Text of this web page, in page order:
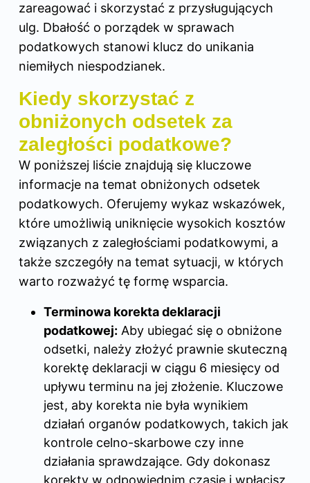
zareagować i skorzystać z przysługujących
ulg. Dbałość o porządek w sprawach
podatkowych stanowi klucz do unikania
niemiłych niespodzianek.
Kiedy skorzystać z
obniżonych odsetek za
zaległości podatkowe?
W poniższej liście znajdują się kluczowe
informacje na temat obniżonych odsetek
podatkowych. Oferujemy wykaz wskazówek,
które umożliwią uniknięcie wysokich kosztów
związanych z zaległościami podatkowymi, a
także szczegóły na temat sytuacji, w których
warto rozważyć tę formę wsparcia.
Terminowa korekta deklaracji
podatkowej: Aby ubiegać się o obniżone
odsetki, należy złożyć prawnie skuteczną
korektę deklaracji w ciągu 6 miesięcy od
upływu terminu na jej złożenie. Kluczowe
jest, aby korekta nie była wynikiem
działań organów podatkowych, takich jak
kontrole celno-skarbowe czy inne
działania sprawdzające. Gdy dokonasz